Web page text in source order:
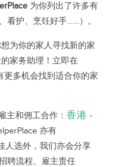
为你列出了许多有
看护、烹饪好手……）。
为你的家人寻找新的家
家务助理！立即在
更多机会找到适合你的家
主和佣工合作： 香港 -
亦有
人选外，我们亦会分享
聘流程、雇主责任